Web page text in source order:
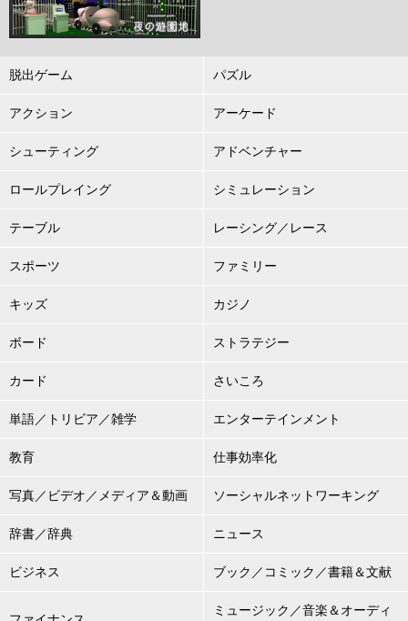
脱出ゲーム パズル
アクション アーケード
シューティング アドベンチャー
ロールプレイング シミュレーション
テーブル レーシング／レース
スポーツ ファミリー
キッズ カジノ
ボード ストラテジー
カード さいころ
単語／トリビア／雑学 エンターテインメント
教育 仕事効率化
写真／ビデオ／メディア＆動画 ソーシャルネットワーキング
辞書／辞典 ニュース
ビジネス ブック／コミック／書籍＆文献
ミュージック／音楽＆オーディ